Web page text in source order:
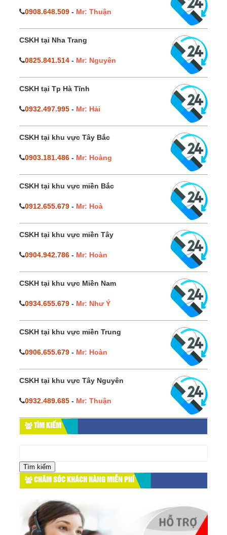
0908.648.509 - Mr: Thuận
CSKH tại Nha Trang
0825.841.514 - Mr: Nguyên
CSKH tại Tp Hà Tĩnh
0932.497.995 - Mr: Hải
CSKH tại khu vực Tây Bắc
0903.181.486 - Mr: Hoàng
CSKH tại khu vực miền Bắc
0912.655.679 - Mr: Hoà
CSKH tại khu vực miền Tây
0904.942.786 - Mr: Hoàn
CSKH tại khu vực Miền Nam
0934.655.679 - Mr: Như Ý
CSKH tại khu vực miền Trung
0906.655.679 - Mr: Hoàn
CSKH tại khu vực Tây Nguyên
0932.489.685 - Mr: Thuận
TÌM KIẾM
cho:
CHĂM SÓC KHÁCH HÀNG MIỄN PHÍ